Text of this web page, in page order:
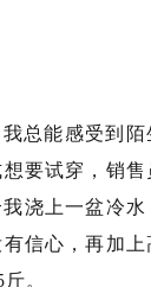
总能感受到陌
要试穿，销售
浇上一盆冷水
信心，再加上
。